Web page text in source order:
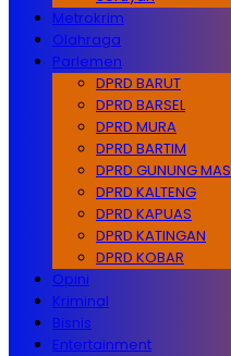
Metrokrim
Olahraga
Parlemen
DPRD BARUT
DPRD BARSEL
DPRD MURA
DPRD BARTIM
DPRD GUNUNG MAS
DPRD KALTENG
DPRD KAPUAS
DPRD KATINGAN
DPRD KOBAR
Opini
Kriminal
Bisnis
Entertainment